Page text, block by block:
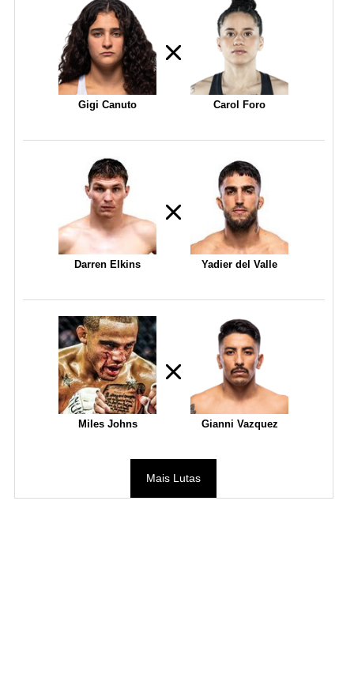
Gigi Canuto Carol Foro
Darren Elkins Yadier del Valle
Miles Johns Gianni Vazquez
Mais Lutas